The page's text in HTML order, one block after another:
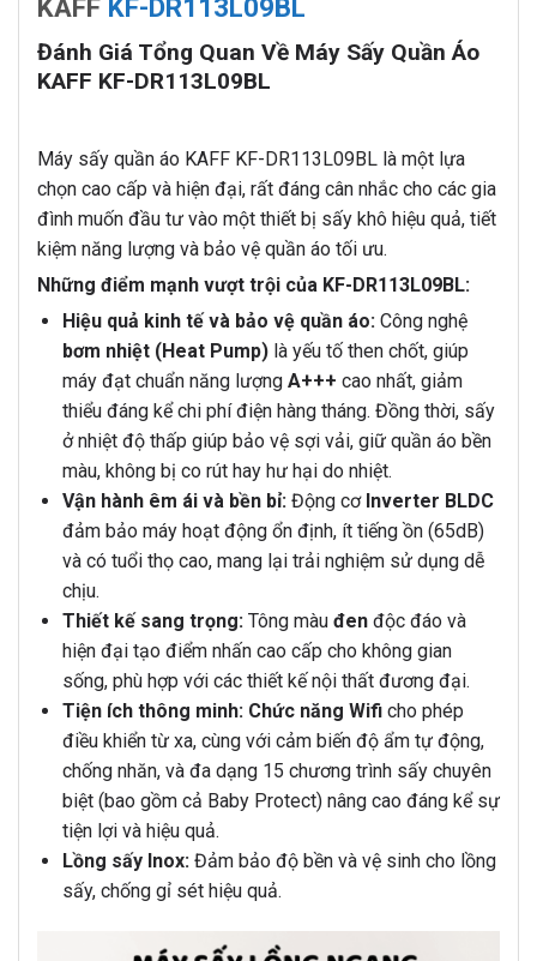
KAFF KF-DR113L09BL
Đánh Giá Tổng Quan Về Máy Sấy Quần Áo
KAFF KF-DR113L09BL
Máy sấy quần áo KAFF KF-DR113L09BL là một lựa
chọn cao cấp và hiện đại, rất đáng cân nhắc cho các gia
đình muốn đầu tư vào một thiết bị sấy khô hiệu quả, tiết
kiệm năng lượng và bảo vệ quần áo tối ưu.
Những điểm mạnh vượt trội của KF-DR113L09BL:
Hiệu quả kinh tế và bảo vệ quần áo:Công nghệ
bơm nhiệt (Heat Pump)là yếu tố then chốt, giúp
máy đạt chuẩn năng lượng A+++ cao nhất, giảm
thiểu đáng kể chi phí điện hàng tháng. Đồng thời, sấy
ở nhiệt độ thấp giúp bảo vệ sợi vải, giữ quần áo bền
màu, không bị co rút hay hư hại do nhiệt.
Vận hành êm ái và bền bỉ:Động cơ Inverter BLDC
đảm bảo máy hoạt động ổn định, ít tiếng ồn (65dB)
và có tuổi thọ cao, mang lại trải nghiệm sử dụng dễ
chịu.
Thiết kế sang trọng:Tông màu đenđộc đáo và
hiện đại tạo điểm nhấn cao cấp cho không gian
sống, phù hợp với các thiết kế nội thất đương đại.
Tiện ích thông minh: Chức năng Wificho phép
điều khiển từ xa, cùng với cảm biến độ ẩm tự động,
chống nhăn, và đa dạng 15 chương trình sấy chuyên
biệt (bao gồm cả Baby Protect) nâng cao đáng kể sự
tiện lợi và hiệu quả.
Lồng sấy Inox:Đảm bảo độ bền và vệ sinh cho lồng
sấy, chống gỉ sét hiệu quả.